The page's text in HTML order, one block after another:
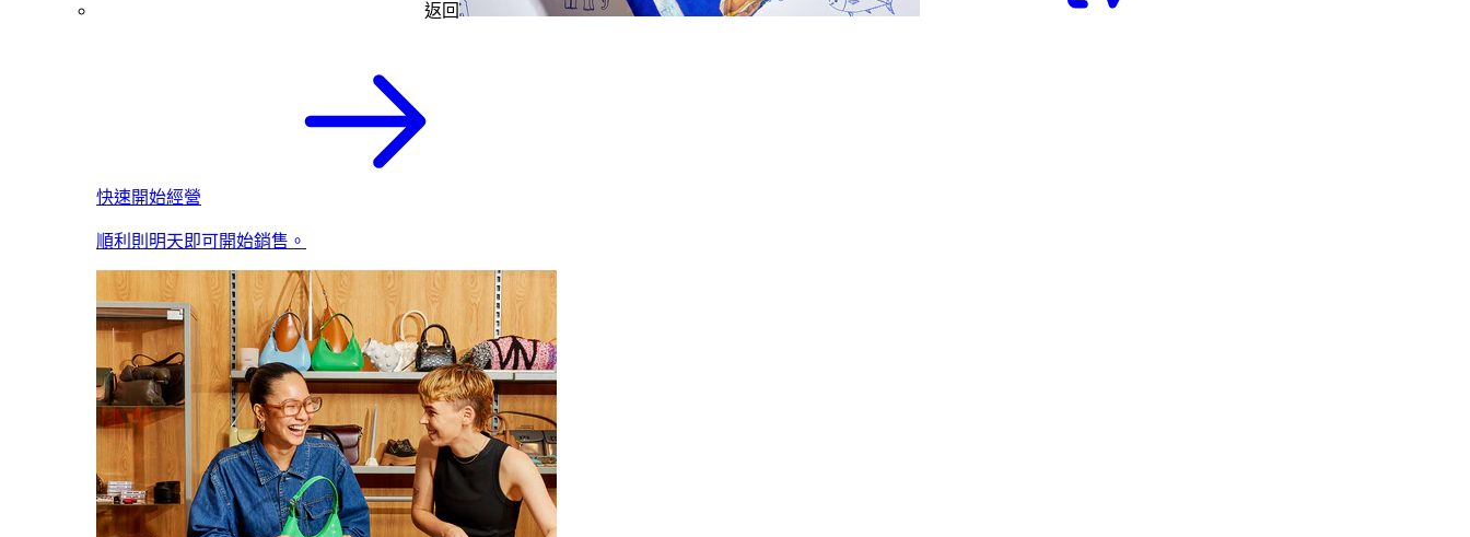
返回
快速開始經營
順利則明天即可開始銷售。